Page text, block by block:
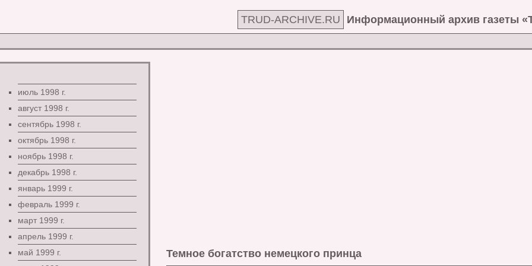
TRUD-ARCHIVE.RU Информационный архив газеты
июль 1998 г.
август 1998 г.
сентябрь 1998 г.
октябрь 1998 г.
ноябрь 1998 г.
декабрь 1998 г.
январь 1999 г.
февраль 1999 г.
март 1999 г.
апрель 1999 г.
май 1999 г.
Темное богатство немецкого принца